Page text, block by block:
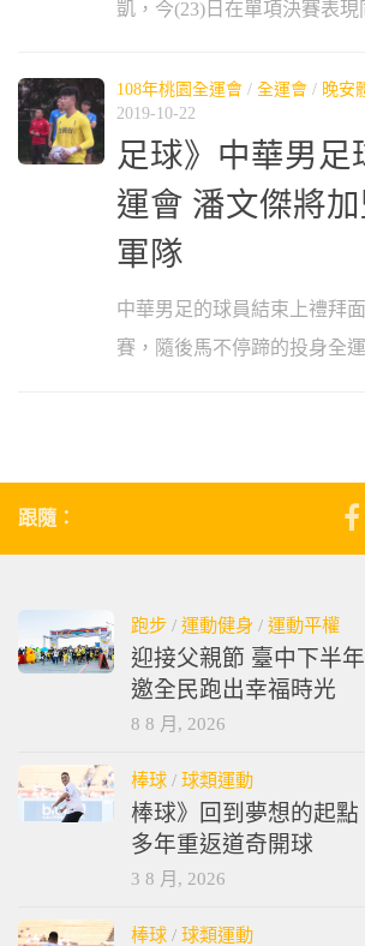
凱，今(23)日在單項決賽表現
108年桃園全運會 / 全運會 / 晚安
2019-10-22
足球》中華男足
運會 潘文傑將
軍隊
中華男足的球員結束上禮拜
賽，隨後馬不停蹄的投身全
跟隨：
跑步 / 運動健身 / 運動平權
迎接父親節 臺中下半
邀全民跑出幸福時光
8 8 月, 2026
棒球 / 球類運動
棒球》回到夢想的起點
多年重返道奇開球
3 8 月, 2026
棒球 / 球類運動